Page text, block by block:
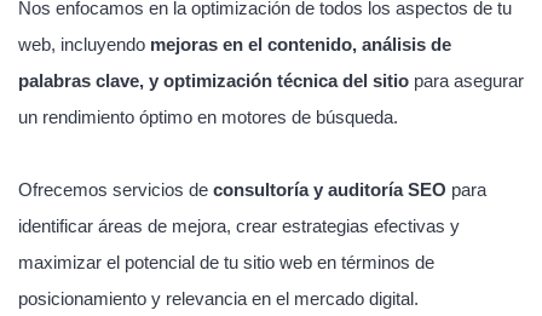
Nos enfocamos en la optimización de todos los aspectos de tu
web, incluyendo mejoras en el contenido, análisis de
palabras clave, y optimización técnica del sitio para asegurar
un rendimiento óptimo en motores de búsqueda.
Ofrecemos servicios de consultoría y auditoría SEO para
identificar áreas de mejora, crear estrategias efectivas y
maximizar el potencial de tu sitio web en términos de
posicionamiento y relevancia en el mercado digital.